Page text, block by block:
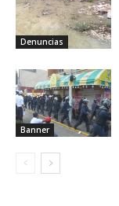
Denuncias
Banner